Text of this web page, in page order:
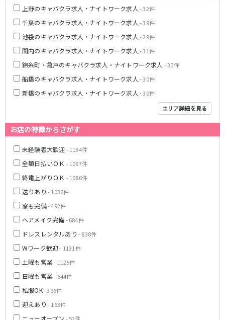
上野のキャバクラ求人・ナイトワーク求人 - 32件
千葉のキャバクラ求人・ナイトワーク求人 - 39件
池袋のキャバクラ求人・ナイトワーク求人 - 29件
関内のキャバクラ求人・ナイトワーク求人 - 31件
錦糸町・亀戸のキャバクラ求人・ナイトワーク求人 - 30件
船橋のキャバクラ求人・ナイトワーク求人 - 30件
新橋のキャバクラ求人・ナイトワーク求人 - 30件
エリア詳細を見る
お店の特徴からさがす
未経験者大歓迎- 1134件
全額日払いＯＫ - 1097件
終電上がりＯＫ - 1086件
送りあり - 1036件
寮も完備- 492件
ヘアメイク完備- 684件
ドレスレンタルあり - 838件
Wワーク歓迎- 1131件
土曜も営業- 1125件
日曜も営業- 644件
私服OK- 396件
迎えあり - 163件
久喜駅
新伊勢崎駅
西新井駅
太田駅
伊勢崎駅
南羽生駅
蒲生駅
茂林寺前駅
牛田駅
越谷駅
五反野駅
JR武蔵野線
南越谷駅
南浦和駅
府中本町駅
新八柱駅
越谷レイクタウン駅
東京メトロ東西線
中野駅
浦安駅
西葛西駅
南行徳駅
日本橋駅